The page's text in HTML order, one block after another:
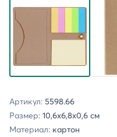
Артикул: 5598.66
Размер: 10,6x6,8x0,6 см
Материал: картон